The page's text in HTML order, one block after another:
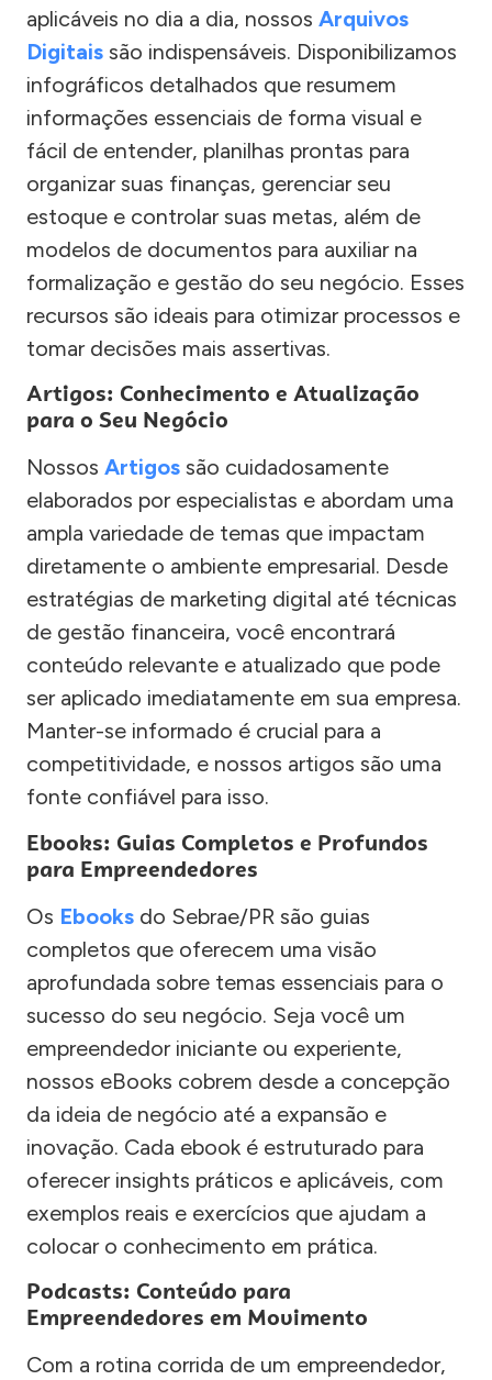
aplicáveis no dia a dia, nossos Arquivos
Digitais são indispensáveis. Disponibilizamos
infográficos detalhados que resumem
informações essenciais de forma visual e
fácil de entender, planilhas prontas para
organizar suas finanças, gerenciar seu
estoque e controlar suas metas, além de
modelos de documentos para auxiliar na
formalização e gestão do seu negócio. Esses
recursos são ideais para otimizar processos e
tomar decisões mais assertivas.
Artigos: Conhecimento e Atualização
para o Seu Negócio
Nossos Artigos são cuidadosamente
elaborados por especialistas e abordam uma
ampla variedade de temas que impactam
diretamente o ambiente empresarial. Desde
estratégias de marketing digital até técnicas
de gestão financeira, você encontrará
conteúdo relevante e atualizado que pode
ser aplicado imediatamente em sua empresa.
Manter-se informado é crucial para a
competitividade, e nossos artigos são uma
fonte confiável para isso.
Ebooks: Guias Completos e Profundos
para Empreendedores
Os Ebooks do Sebrae/PR são guias
completos que oferecem uma visão
aprofundada sobre temas essenciais para o
sucesso do seu negócio. Seja você um
empreendedor iniciante ou experiente,
nossos eBooks cobrem desde a concepção
da ideia de negócio até a expansão e
inovação. Cada ebook é estruturado para
oferecer insights práticos e aplicáveis, com
exemplos reais e exercícios que ajudam a
colocar o conhecimento em prática.
Podcasts: Conteúdo para
Empreendedores em Movimento
Com a rotina corrida de um empreendedor,